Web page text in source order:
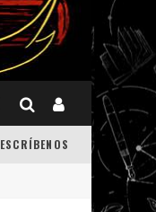
ESCRÍBENOS